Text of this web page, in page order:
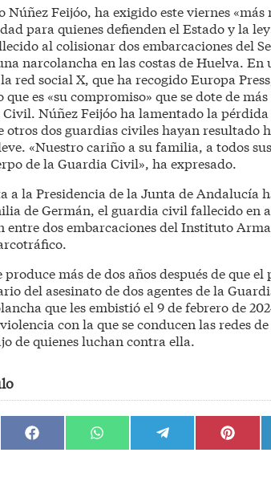
Feijóo, ha exigido este viernes «más
para quienes defienden el Estado y la
al colisionar dos embarcaciones del
narcolancha en las costas de Huelva. En
red social X, que ha recogido Europa
es «su compromiso» que se dote de
Núñez Feijóo ha lamentado la pérdida
otros dos guardias civiles hayan resultado
«Nuestro cariño a su familia, a todos
de la Guardia Civil», ha expresado.
a la Presidencia de la Junta de Andalucía
de Germán, el guardia civil fallecido en
entre dos embarcaciones del Instituto
más de dos años después de que
del asesinato de dos agentes de la
que les embistió el 9 de febrero de
con la que se conducen las redes
de quienes luchan contra ella.
Compartir
en
Compartir
en
Compartir
en
Compartir
en